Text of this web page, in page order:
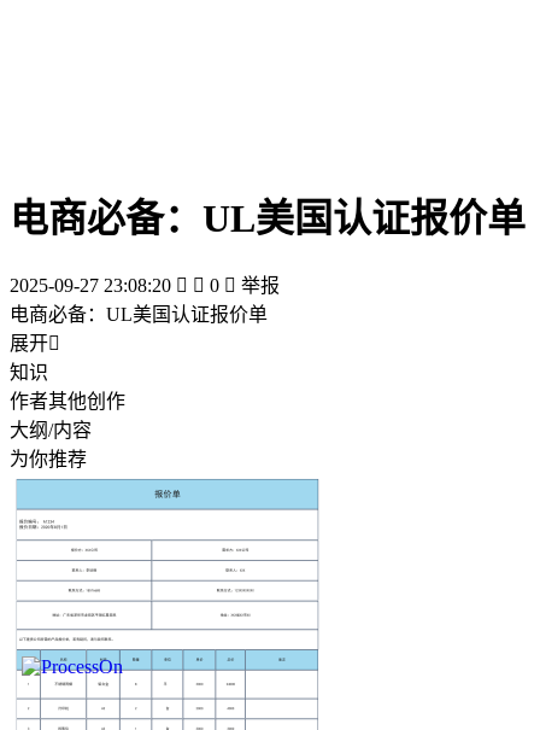
电商必备：UL美国认证报价单
2025-09-27 23:08:20   0  举报
电商必备：UL美国认证报价单
展开
知识
作者其他创作
大纲/内容
为你推荐